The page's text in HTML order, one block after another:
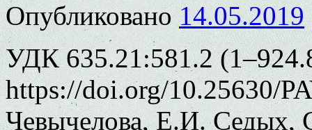
Опубликовано 14.05.2019
УДК 635.21:581.2
https://doi.org/10.25630/
Чевычелова, Е.И. Седых,